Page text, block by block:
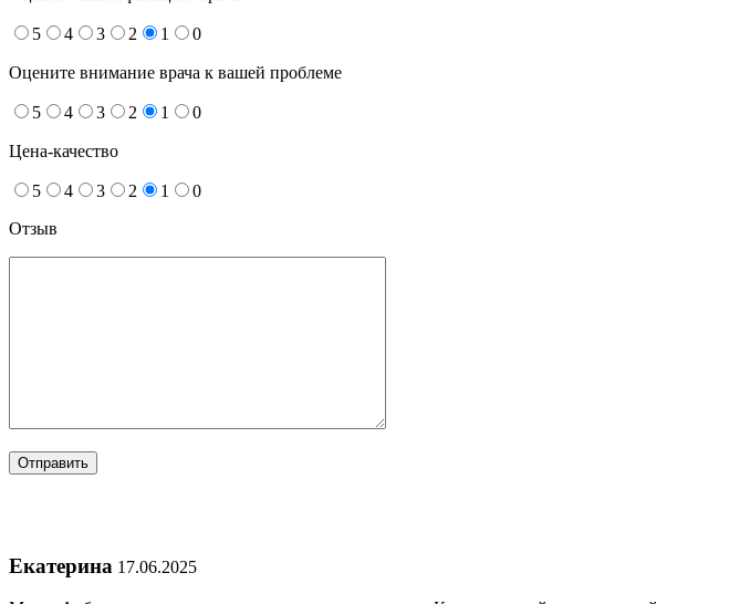
5 4 3 2 1 0
Оцените внимание врача к вашей проблеме
5 4 3 2 1 0
Цена-качество
5 4 3 2 1
0
Отзыв
Екатерина 17.06.2025